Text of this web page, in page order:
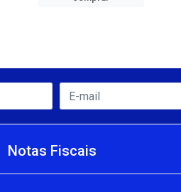
Notas Fiscais